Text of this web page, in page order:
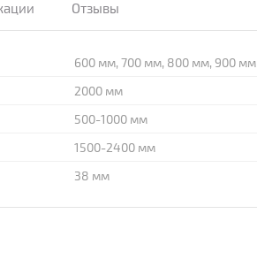
Отзывы
600 мм, 700 мм, 800 мм, 900 мм
2000 мм
500-1000 мм
1500-2400 мм
38 мм